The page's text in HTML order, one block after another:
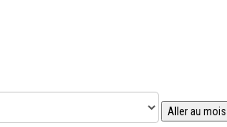
Aller au mois